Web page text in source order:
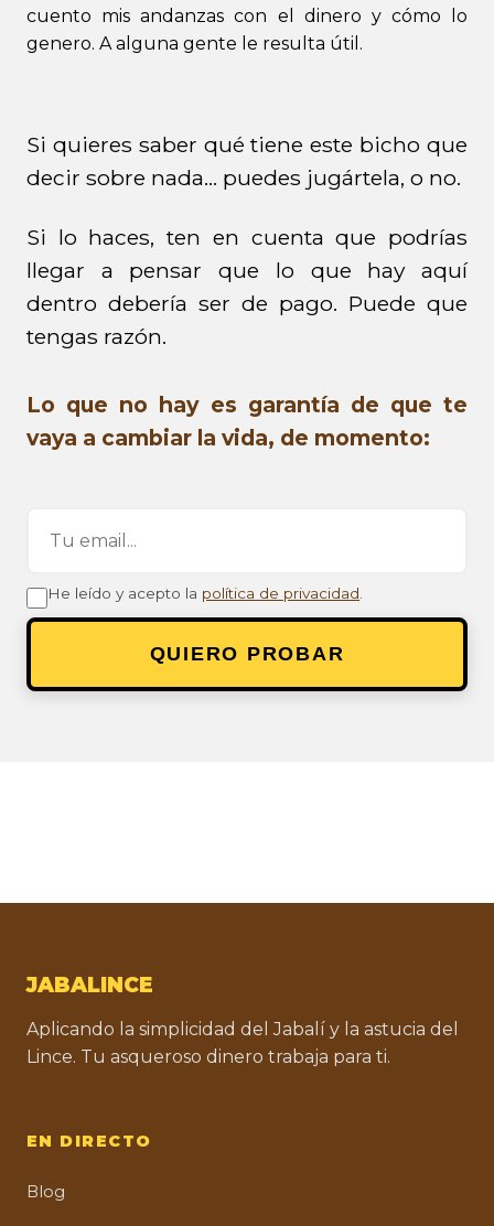
cuento mis andanzas con el dinero y cómo lo
genero. A alguna gente le resulta útil.
Si quieres saber qué tiene este bicho que
decir sobre nada... puedes jugártela, o no.
Si lo haces, ten en cuenta que podrías
llegar a pensar que lo que hay aquí
dentro debería ser de pago. Puede que
tengas razón.
Lo que no hay es garantía de que te
vaya a cambiar la vida, de momento:
He leído y acepto la política de privacidad.
QUIERO PROBAR
JABALINCE
Aplicando la simplicidad del Jabalí y la astucia del
Lince. Tu asqueroso dinero trabaja para ti.
EN DIRECTO
Blog